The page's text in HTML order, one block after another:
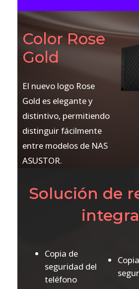
Color Rose
Gold
El nuevo logo Rose
Gold es elegante y
distintivo, permitiendo
distinguir fácilmente
entre modelos de NAS
ASUSTOR.
Solución de
Copia de
seguridad del
teléfono